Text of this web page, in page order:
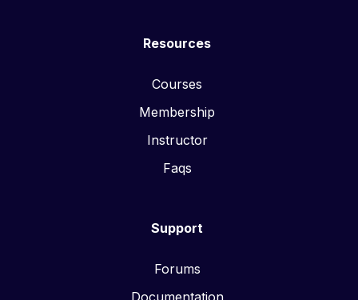
Resources
Courses
Membership
Instructor
Faqs
Support
Forums